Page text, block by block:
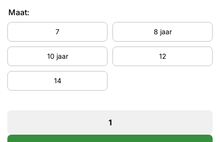
Maat:
7 8 jaar
10 jaar 12
14